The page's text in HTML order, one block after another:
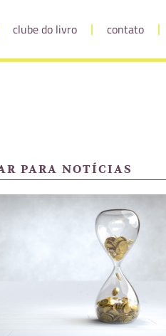
clube do livro contato
PARA NOTÍCIAS